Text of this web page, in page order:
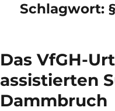
Schlagwort:
Das VfGH-
assistierten
Dammbruch